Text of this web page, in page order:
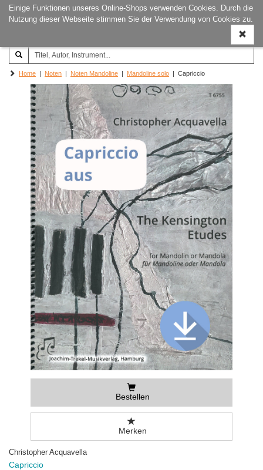
Einige Funktionen unseres Online-Shops verwenden Cookies. Durch die
Nutzung dieser Webseite stimmen Sie der Verwendung von Cookies zu.
ein-/
Joachim‐Trekel‐Musikverlag,
Hamburg
Home | Noten | Noten Mandoline | Mandoline solo | Capriccio
Bestellen
Merken
Christopher Acquavella
Capriccio